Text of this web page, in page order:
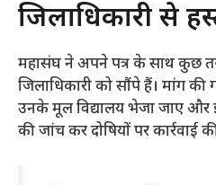
​जिलाधिकारी से
​महासंघ ने अपने पत्र के साथ कुछ
जिलाधिकारी को सौंपे हैं। मांग
उनके मूल विद्यालय भेजा जाए और
की जांच कर दोषियों पर कार्रवाई